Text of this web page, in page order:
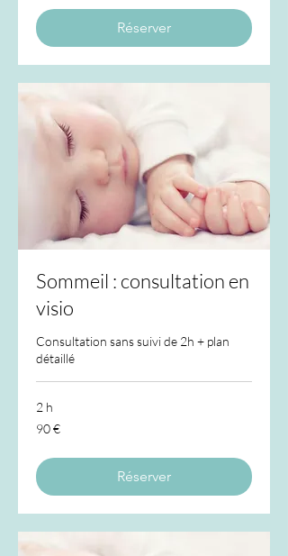
Réserver
Sommeil : consultation en
visio
Consultation sans suivi de 2h + plan
détaillé
2 h
90
euros
90 €
Réserver